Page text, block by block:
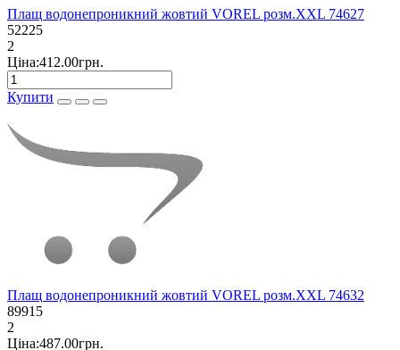
Плащ водонепроникний жовтий VOREL розм.XXL 74627
52225
2
Ціна:412.00грн.
Купити
Плащ водонепроникний жовтий VOREL розм.XXL 74632
89915
2
Ціна:487.00грн.